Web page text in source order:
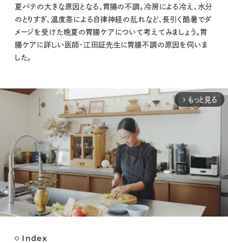
夏バテの大きな原因となる、胃腸の不調。冷房による冷え、水分
のとりすぎ、温度差による自律神経の乱れなど、長引く酷暑でダ
メージを受けた晩夏の胃腸ケアについて考えてみましょう。胃
腸ケアに詳しい医師・江田証先生に胃腸不調の原因を伺いま
した。
arrow_forward_ios もっと見る
Index